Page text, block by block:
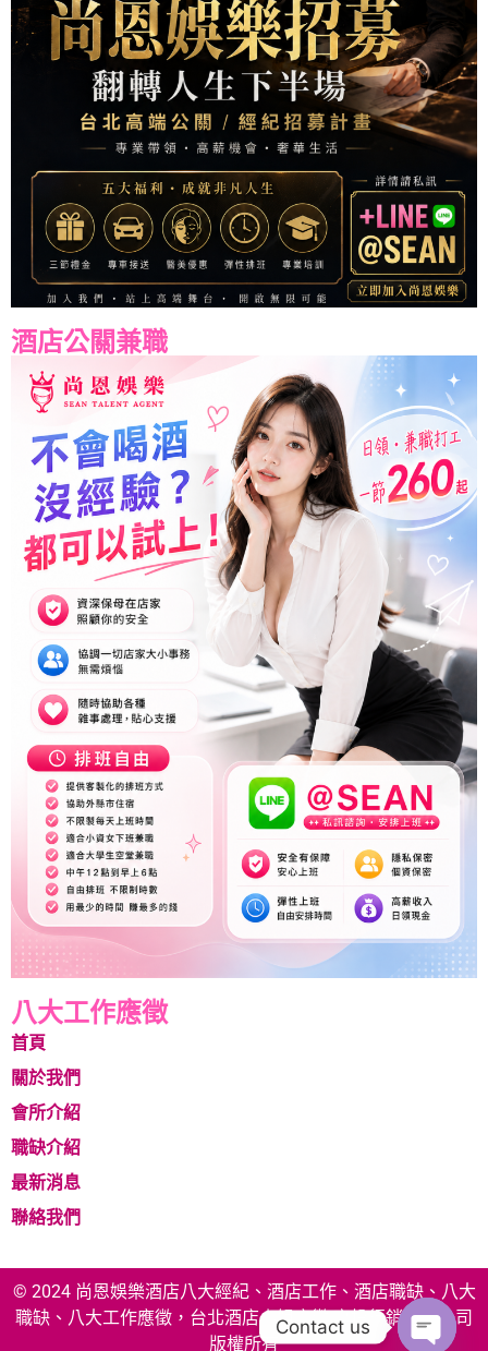
酒店公關兼職
八大工作應徵
首頁
關於我們
會所介紹
職缺介紹
最新消息
聯絡我們
© 2024 尚恩娛樂酒店八大經紀、酒店工作、酒店職缺、八大
職缺、八大工作應徵，台北酒店小姐應徵 享投行銷有限公司
版權所有
Contact us